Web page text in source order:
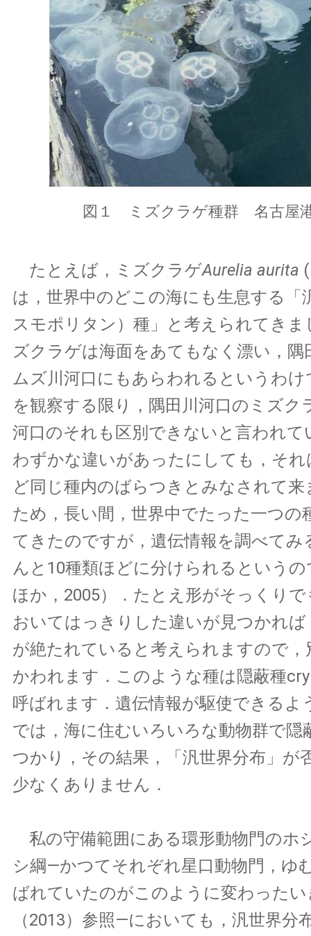
図１ ミズクラゲ種群 名古屋
たとえば，ミズクラゲAurelia aurita
は，世界中のどこの海にも生息する「
スモポリタン）種」と考えられてきま
ズクラゲは海面をあてもなく漂い，隅
ムズ川河口にもあらわれるというわけ
を観察する限り，隅田川河口のミズク
河口のそれも区別できないと言われて
わずかな違いがあったにしても，それ
ど同じ種内のばらつきとみなされて
ため，長い間，世界中でたった一つの
てきたのですが，遺伝情報を調べてみ
んと10種類ほどに分けられるというの
ほか，2005）．たとえ形がそっくり
おいてはっきりした違いが見つかれば
が絶たれていると考えられますので
かわれます．このような種は隠蔽種
呼ばれます．遺伝情報が駆使できるよ
では，海に住むいろいろな動物群で隠
つかり，その結果，「汎世界分布」が
少なくありません．
私の守備範囲にある環形動物門のホ
シ綱—かつてそれぞれ星口動物門，ゆ
ばれていたのがこのように変わった
（2013）参照—においても，汎世界分